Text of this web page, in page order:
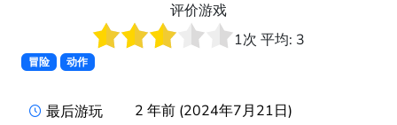
评价游戏
1次 平均: 3
冒险 动作
最后游玩
2 年前 (2024年7月21日)